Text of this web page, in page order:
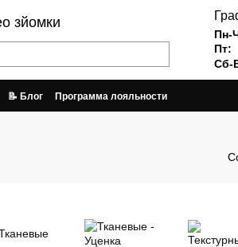
зйомки
Пн-
Пт:
Сб-
📝 Блог
Программа лояльности
соглашение График работы и отправки